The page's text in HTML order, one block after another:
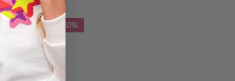
Bespaar 50%